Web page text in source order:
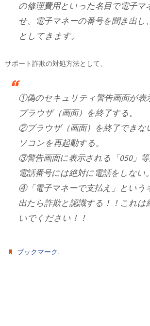
の修理費用といった名目で電子マ
せ、電子マネーの番号を聞き出し
としてきます。
サポート詐欺の対処方法として、
①偽のセキュリティ警告画面が表
ブラウザ（画面）を終了する。
②ブラウザ（画面）を終了できな
ソコンを再起動する。
③警告画面に表示される「050」
電話番号には絶対に電話をしない。
④「電子マネーで支払え」という
出たら詐欺と認識する！！これは
いでください！！
ブックマーク.